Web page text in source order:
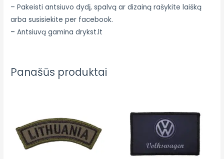
– Pakeisti antsiuvo dydį, spalvą ar dizainą rašykite laišką
arba susisiekite per facebook.
– Antsiuvą gamina drykst.lt
Panašūs produktai